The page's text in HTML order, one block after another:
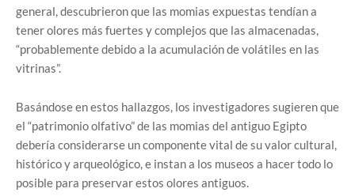
general, descubrieron que las momias expuestas tendían a
tener olores más fuertes y complejos que las almacenadas,
“probablemente debido a la acumulación de volátiles en las
vitrinas”.
Basándose en estos hallazgos, los investigadores sugieren que
el “patrimonio olfativo” de las momias del antiguo Egipto
debería considerarse un componente vital de su valor cultural,
histórico y arqueológico, e instan a los museos a hacer todo lo
posible para preservar estos olores antiguos.